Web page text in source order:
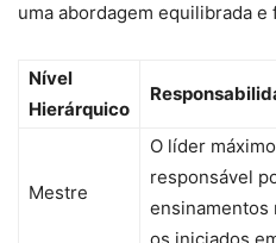
uma abordagem equilibrada e
Nível
Hierárquico
Mestre
O líder
responsável
ensinamentos